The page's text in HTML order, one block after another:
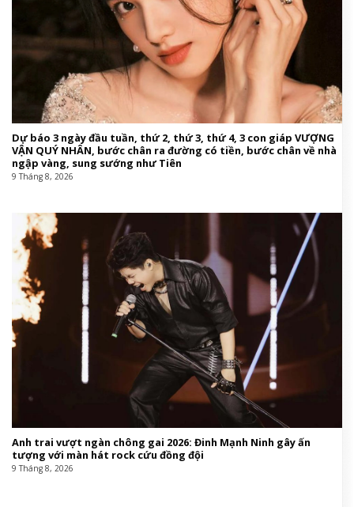
Dự báo 3 ngày đầu tuần, thứ 2, thứ 3, thứ 4, 3 con giáp VƯỢNG
VẬN QUÝ NHÂN, bước chân ra đường có tiền, bước chân về nhà
ngập vàng, sung sướng như Tiên
9 Tháng 8, 2026
Anh trai vượt ngàn chông gai 2026: Đinh Mạnh Ninh gây ấn
tượng với màn hát rock cứu đồng đội
9 Tháng 8, 2026